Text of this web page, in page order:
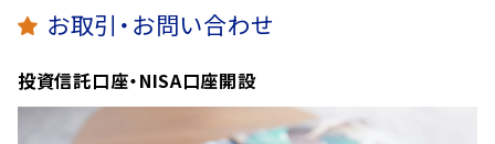
の皆さまに帰属します。
主な変動要因
株価変動リスク
購入価額
価額
購入代金
販売会社が指定する日までにお支
払いください。
申込は、購入時手数料はいただき
ません。
購入時に購入金額に対して、以下
お取引・お問い合わせ
投資信託口座・NISA口座開設